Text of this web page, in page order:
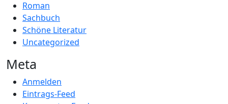
Roman
Sachbuch
Schöne Literatur
Uncategorized
Meta
Anmelden
Eintrags-Feed